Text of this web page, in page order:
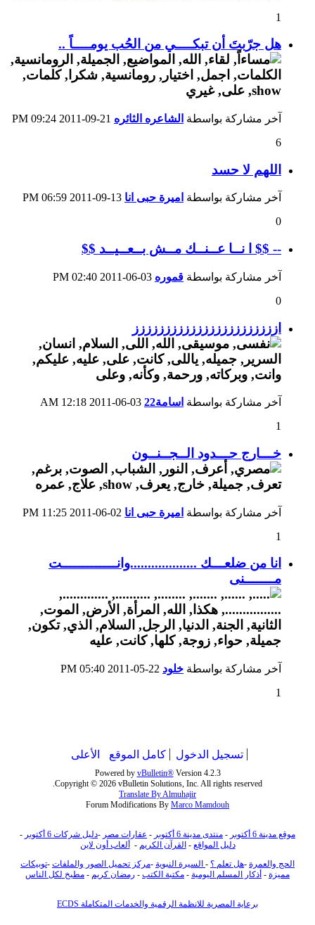
1
هل جرّبتَ أن تبكــــي من الحُب يومــــاً ..
آخر مشاركة بواسطة الشاعره الثائره
09:24 PM
6
اللهم لا حسد
آخر مشاركة بواسطة اميرة حبى انا
06:59 PM
0
-- $$ ا نــا عــنــك مــش بــعــيــد $$
آخر مشاركة بواسطة قموره
02:40 PM
0
اززززززززززززززززززززززز
آخر مشاركة بواسطة اسامة22
12:18 AM
1
خـــارج حـــدود الــجــنــون
آخر مشاركة بواسطة اميرة حبى انا
11:25 PM
1
انا من ضلعـــك ...................وانـــــــــــــت
مـــــــنى
آخر مشاركة بواسطة خلود
05:40 PM
1
تسجيل الدخول كامل الموقع الأعلى
Powered by vBulletin®Version 4.2.3
Copyright © 2026 vBulletin Solutions, Inc. All rights reserved.
Translate By Almuhajir
Forum Modifications By Marco Mamdouh
موقع مدينة 6 أكتوبر - منتدى مدينة 6 أكتوبر - عقارات مصر -دليل شركات 6 أكتوبر
-
دليل المواقع - القرآن الكريم -
ألعاب أون لاين
الحج والعمرة -هل تعلم ؟ - السيرة النبوية -مركز تحميل الصور والملفات -توبيكات
مميزة - أذكار المسلم اليومية - مكتبة الكتب - رمضان كريم - مطبخ لكل الناس
برعاية المصرية للانظمة الرقمية والخدمات المتكاملة ECDS